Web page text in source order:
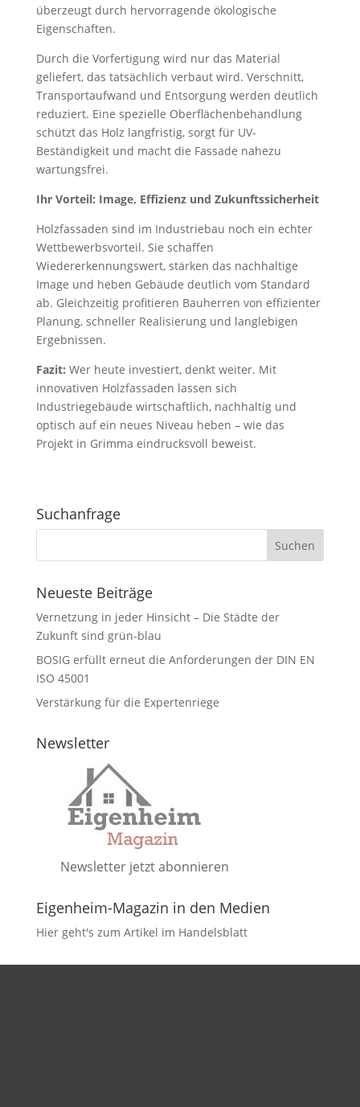
überzeugt durch hervorragende ökologische
Eigenschaften.
Durch die Vorfertigung wird nur das Material
geliefert, das tatsächlich verbaut wird. Verschnitt,
Transportaufwand und Entsorgung werden deutlich
reduziert. Eine spezielle Oberflächenbehandlung
schützt das Holz langfristig, sorgt für UV-
Beständigkeit und macht die Fassade nahezu
wartungsfrei.
Ihr Vorteil: Image, Effizienz und Zukunftssicherheit
Holzfassaden sind im Industriebau noch ein echter
Wettbewerbsvorteil. Sie schaffen
Wiedererkennungswert, stärken das nachhaltige
Image und heben Gebäude deutlich vom Standard
ab. Gleichzeitig profitieren Bauherren von effizienter
Planung, schneller Realisierung und langlebigen
Ergebnissen.
Fazit: Wer heute investiert, denkt weiter. Mit
innovativen Holzfassaden lassen sich
Industriegebäude wirtschaftlich, nachhaltig und
optisch auf ein neues Niveau heben – wie das
Projekt in Grimma eindrucksvoll beweist.
Suchanfrage
Neueste Beiträge
Vernetzung in jeder Hinsicht – Die Städte der
Zukunft sind grün-blau
BOSIG erfüllt erneut die Anforderungen der DIN EN
ISO 45001
Verstärkung für die Expertenriege
Newsletter
Newsletter jetzt abonnieren
Eigenheim-Magazin in den Medien
Hier geht's zum Artikel im Handelsblatt
DATENSCHUTZ